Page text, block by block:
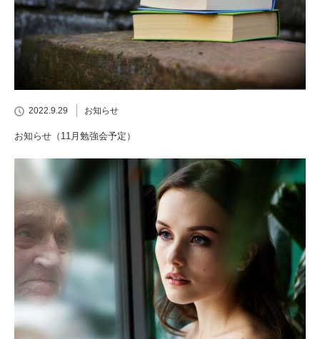
2022.9.29 お知らせ
お知らせ（11月勉強会予定）